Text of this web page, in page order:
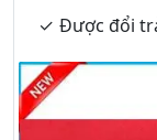
Được đổi